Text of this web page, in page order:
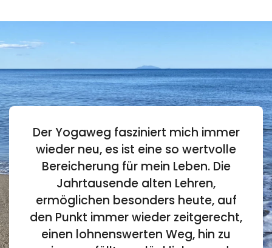
Der Yogaweg fasziniert mich immer
wieder neu, es ist eine so wertvolle
Bereicherung für mein Leben. Die
Jahrtausende alten Lehren,
ermöglichen besonders heute, auf
den Punkt immer wieder zeitgerecht,
einen lohnenswerten Weg, hin zu